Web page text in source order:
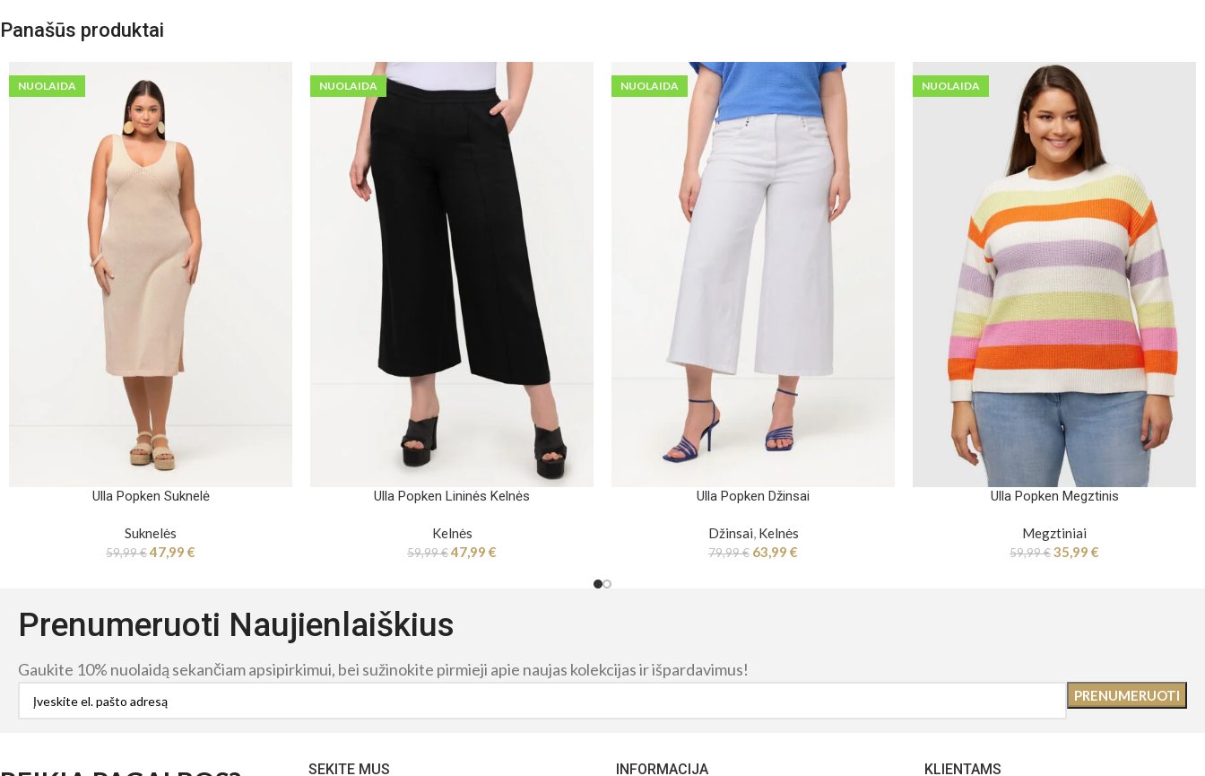
Panašūs produktai
NUOLAIDA
Ulla Popken Suknelė
Suknelės
59,99€47,99 €
NUOLAIDA
Ulla Popken Lininės Kelnės
Kelnės
59,99€47,99 €
NUOLAIDA
Ulla Popken Džinsai
Džinsai, Kelnės
79,99€ 63,99 €
NUOLAIDA
Ulla Popken Megztinis
Megztiniai
59,99€35,99 €
Prenumeruoti Naujienlaiškius
Gaukite 10% nuolaidą sekančiam apsipirkimui, bei sužinokite pirmieji apie naujas kolekcijas ir išpardavimus!
SEKITE MUS INFORMACIJA KLIENTAMS